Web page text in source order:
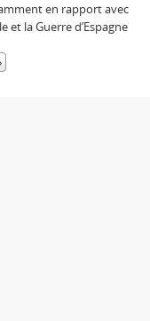
en rapport avec
la Guerre d’Espagne